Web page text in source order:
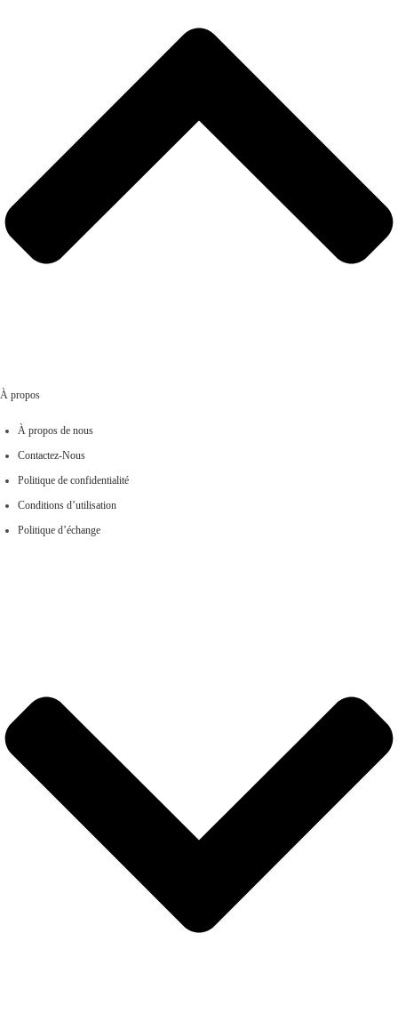
À propos
À propos de nous
Contactez-Nous
Politique de confidentialité
Conditions d’utilisation
Politique d’échange